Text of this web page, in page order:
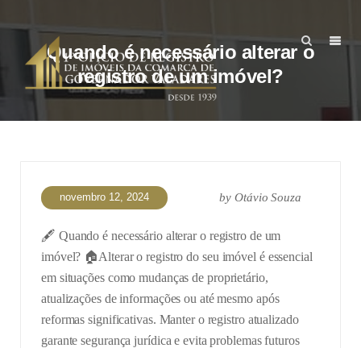
Quando é necessário alterar o
registro de um imóvel?
novembro 12, 2024 byOtávio Souza
🖋️ Quando é necessário alterar o registro de um
imóvel? 🏠Alterar o registro do seu imóvel é essencial
em situações como mudanças de proprietário,
atualizações de informações ou até mesmo após
reformas significativas. Manter o registro atualizado
garante segurança jurídica e evita problemas futuros